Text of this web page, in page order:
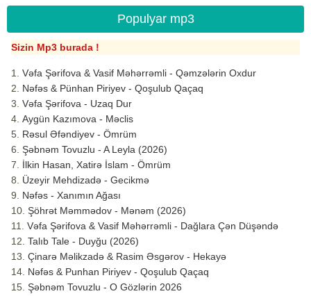
Populyar mp3
Sizin Mp3 burada !
Vəfa Şərifova & Vasif Məhərrəmli - Qəmzələrin Oxdur
Nəfəs & Pünhan Piriyev - Qoşulub Qaçaq
Vəfa Şərifova - Uzaq Dur
Aygün Kazımova - Məclis
Rəsul Əfəndiyev - Ömrüm
Şəbnəm Tovuzlu - A Leyla (2026)
İlkin Hasan, Xatirə İslam - Ömrüm
Üzeyir Mehdizadə - Gecikmə
Nəfəs - Xanımın Ağası
Şöhrət Məmmədov - Mənəm (2026)
Vəfa Şərifova & Vasif Məhərrəmli - Dağlara Çən Düşəndə
Talıb Tale - Duyğu (2026)
Çinarə Məlikzadə & Rasim Əsgərov - Hekayə
Nəfəs & Punhan Piriyev - Qoşulub Qaçaq
Şəbnəm Tovuzlu - O Gözlərin 2026